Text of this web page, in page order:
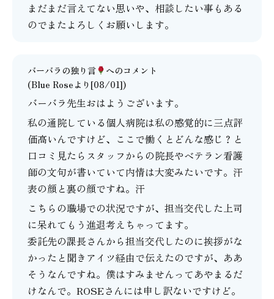
まだまだ言えてない思いや、相談したい事もある
のでまたよろしくお願いします。
バーバラの独り言
へのコメント
(Blue Roseより[08/01])
バーバラ先生おはようございます。
私の通院している個人病院は私の感覚的に三点評
価高いんですけど、ここで働くとどんな感じ？と
口コミ見たらスタッフからの院長やベテラン看護
師の文句が書いていて内情は大変みたいです。汗
表の顔と裏の顔ですね。汗
こちらの職場での状況ですが、担当交代した上司
に呆れてもう進退考えちゃってます。
委託先の課長さんから担当交代したのに挨拶がな
かったと聞きアイツ経由で伝えたのですが、ああ
そうなんですね。僕はすみませんってあやまるだ
けなんで。ROSEさんには申し訳ないですけど。